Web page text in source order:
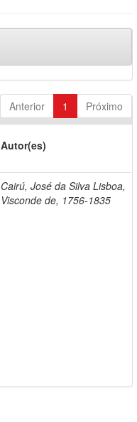
Anterior 1 Próximo
Autor(es)
Cairú, José da Silva Lisboa,
Visconde de, 1756-1835